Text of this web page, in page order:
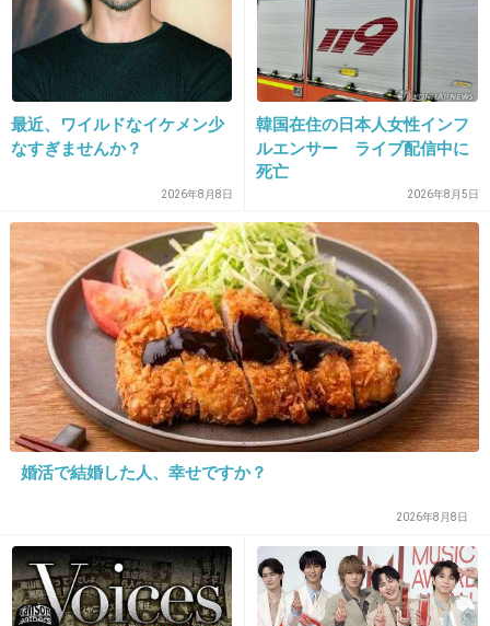
ツイートって難しいよね
ヘタすると炎上するし、呟かない方が賢いと思
う
2件の返信
+92
24. 匿名2020/03/13(金) 13:28:18
賀来賢人好きだからこういうのはやめてほしか
ったな。
言いたいことは分かるけどTwitterに書くんじ
ゃなくて友達と身内と言うなり匿名掲示板で書
いて消化しないと。
25. 匿名2020/03/13(金) 13:28:21
誰のこと？八嶋さんへのヒドいコメントに怒っ
最近、ワイルドなイケメン少
なすぎませんか？
2026年8月8日
韓国在住の日本人女性インフ
ルエンサー ライブ配信中に
死亡
2026年8月5日
婚活で結婚した人、幸せですか？
2026年8月8日